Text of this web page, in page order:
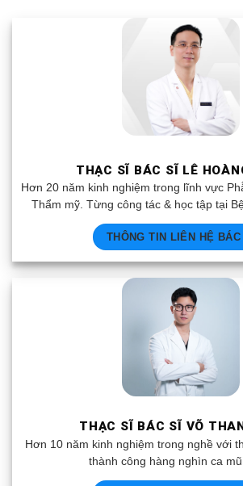
THẠC SĨ BÁC SĨ LÊ
Hơn 20 năm kinh nghiệm trong lĩnh vực
Thẩm mỹ. Từng công tác & học tập tại
THÔNG TIN LIÊN HỆ BÁC
THẠC SĨ BÁC SĨ VÕ
Hơn 10 năm kinh nghiệm trong nghề với
thành công hàng nghìn ca